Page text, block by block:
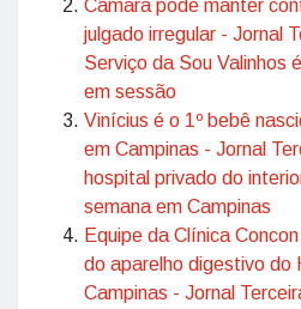
Câmara pode manter
julgado irregular - Jornal
Serviço da Sou Valinhos
em sessão
Vinícius é o 1º bebê
em Campinas - Jornal
hospital privado do
semana em Campinas
Equipe da Clínica
do aparelho digestivo do
Campinas - Jornal